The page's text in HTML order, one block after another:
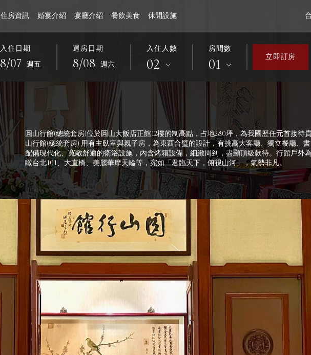
交通資訊 周邊景點
宴會消息 圓訊 活動花絮 招標資訊
住房資訊
金龍天際套房 金龍環景套房 高級客房 豪華客房 菁英豪華客房
婚宴介紹
場地設施 婚禮寫真
宴廳介紹 餐飲美食
松鶴餐廳 花園咖啡廳 圓山牛排館 覓到by吧沐
休閒設施
入住日期
8/07 週五
退房日期
8/08 週六
入住人數
02
房間數
01 立即訂房
圓山行館(總統套房)位於圓山大飯店正館12樓的制高點，占地280坪，為我國歷任元首接待
山行館(總統套房) 用有主臥室與親子房，為東西合璧的設計，有挑高大客廳、獨立餐廳、
配備現代化、寬敞舒適的衛浴設施，內含烤箱設備，細緻周到，盡顯頂級款待。行館戶外
瞰台北101、大直橋、美麗華摩天輪等，宛如「君臨天下，俯視山河」，氣勢非凡。